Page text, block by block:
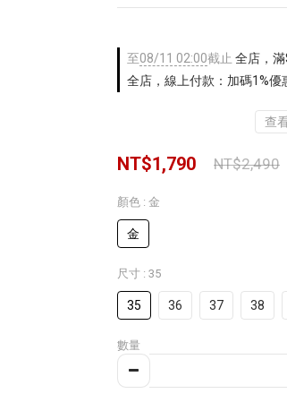
至08/11 02:00截止 全店，
全店，線上付款：加碼1%優
查
NT$1,790 NT$2,490
顏色 : 金
金
尺寸 : 35
35 36 37 38
數量